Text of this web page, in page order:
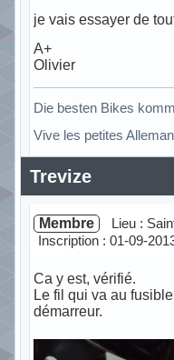
je vais essayer de
A+
Olivier
Die besten Bikes
Vive les petites
Hors ligne
Trevize
Membre
Lieu :
Inscription : 01-09-
Ca y est, vérifié.
Le fil qui va au
démarreur.